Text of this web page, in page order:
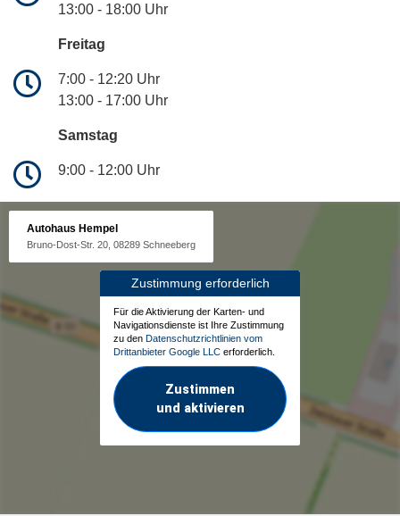
13:00 - 18:00 Uhr
Freitag
7:00 - 12:20 Uhr
13:00 - 17:00 Uhr
Samstag
9:00 - 12:00 Uhr
Autohaus Hempel
Bruno-Dost-Str. 20, 08289 Schneeberg
Zustimmung erforderlich
Für die Aktivierung der Karten- und
Navigationsdienste ist Ihre Zustimmung
zu den Datenschutzrichtlinien vom
Drittanbieter Google LLC erforderlich.
Zustimmen
und aktivieren